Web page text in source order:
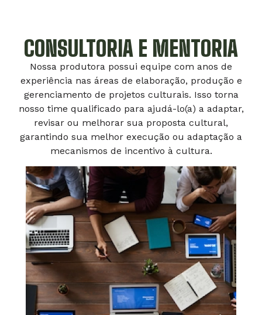
CONSULTORIA E MENTORIA
Nossa produtora possui equipe com anos de
experiência nas áreas de elaboração, produção e
gerenciamento de projetos culturais. Isso torna
nosso time qualificado para ajudá-lo(a) a adaptar,
revisar ou melhorar sua proposta cultural,
garantindo sua melhor execução ou adaptação a
mecanismos de incentivo à cultura.